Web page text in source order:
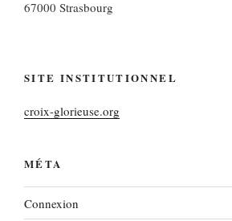
67000 Strasbourg
SITE INSTITUTIONNEL
croix-glorieuse.org
MÉTA
Connexion